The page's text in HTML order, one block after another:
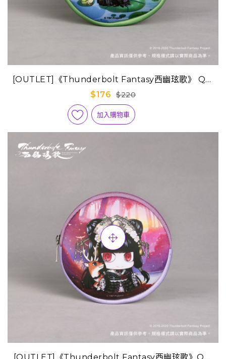
[OUTLET]《Thunderbolt Fantasy西幽玹歌》 Q版
迷你隨身包-浪巫謠(幼年版)
$176 $220
加入購物車